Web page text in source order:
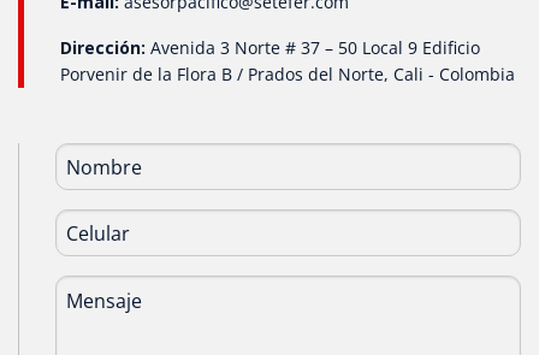
Dirección: Avenida 3 Norte # 37 – 50 Local 9 Edificio
Porvenir de la Flora B / Prados del Norte, Cali - Colombia